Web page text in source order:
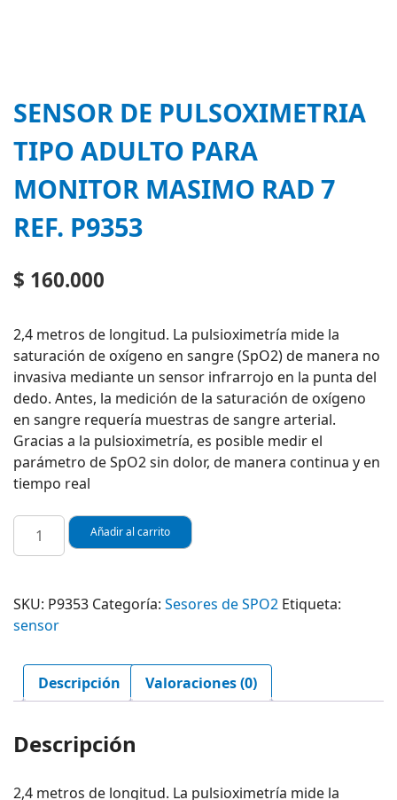
SENSOR DE PULSOXIMETRIA
TIPO ADULTO PARA
MONITOR MASIMO RAD 7
REF. P9353
$ 160.000
2,4 metros de longitud. La pulsioximetría mide la
saturación de oxígeno en sangre (SpO2) de manera no
invasiva mediante un sensor infrarrojo en la punta del
dedo. Antes, la medición de la saturación de oxígeno
en sangre requería muestras de sangre arterial.
Gracias a la pulsioximetría, es posible medir el
parámetro de SpO2 sin dolor, de manera continua y en
tiempo real
SENSOR
ADULTO
PARA
MASIMO
RAD
REF.
Añadir al carrito
SKU: P9353 Categoría: Sesores de SPO2 Etiqueta:
sensor
Descripción Valoraciones (0)
Descripción
2,4 metros de longitud. La pulsioximetría mide la